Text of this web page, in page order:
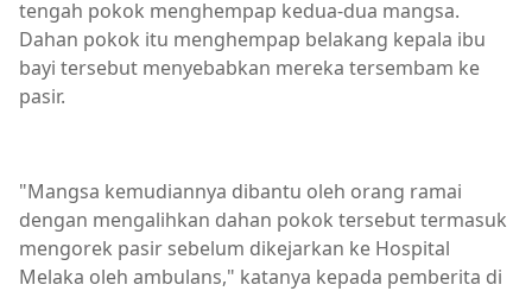
tengah pokok menghempap kedua-dua mangsa.
Dahan pokok itu menghempap belakang kepala ibu
bayi tersebut menyebabkan mereka tersembam ke
pasir.
"Mangsa kemudiannya dibantu oleh orang ramai
dengan mengalihkan dahan pokok tersebut termasuk
mengorek pasir sebelum dikejarkan ke Hospital
Melaka oleh ambulans," katanya kepada pemberita di